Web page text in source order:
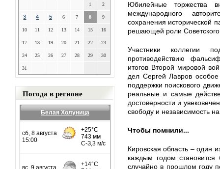
1 2
3 4 5 6 7 8 9
10 11 12 13 14 15 16
17 18 19 20 21 22 23
24 25 26 27 28 29 30
31
Погода в регионе
Белая Холуница
Юбилейные торжества
международного
сохранения исторической
решающей роли
Участники коллегии
противодействию
итогов Второй мировой
дел Сергей Лавров
поддержки поискового
реальные и самые
достоверности и
свободу и независимость
Чтобы помнили...
Кировская область – один
каждым годом
случайно в прошлом году